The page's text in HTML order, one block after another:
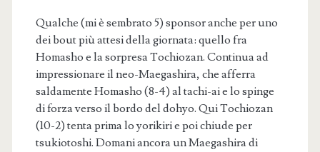
Qualche (mi è sembrato 5) sponsor anche per uno
dei bout più attesi della giornata: quello fra
Homasho e la sorpresa Tochiozan. Continua ad
impressionare il neo-Maegashira, che afferra
saldamente Homasho (8-4) al tachi-ai e lo spinge
di forza verso il bordo del dohyo. Qui Tochiozan
(10-2) tenta prima lo yorikiri e poi chiude per
tsukiotoshi. Domani ancora un Maegashira di